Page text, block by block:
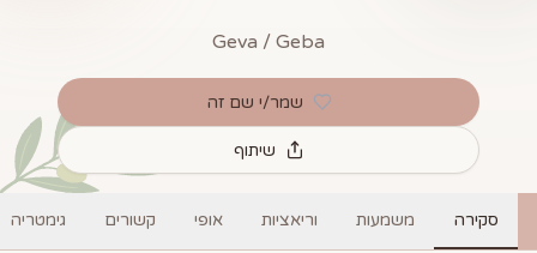
Geva / Geba
שמר/י שם זה
שיתוף
סקירה משמעות וריאציות אופי קשורים גימטריה